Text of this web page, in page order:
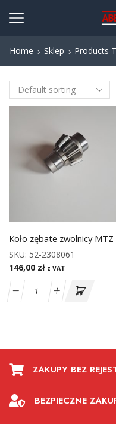
Home Sklep Products
Koło zębate zwolnicy MTZ
SKU: 52-2308061
146,00 zł z VAT
ZAKUPY BEZ
BEZPIECZNE